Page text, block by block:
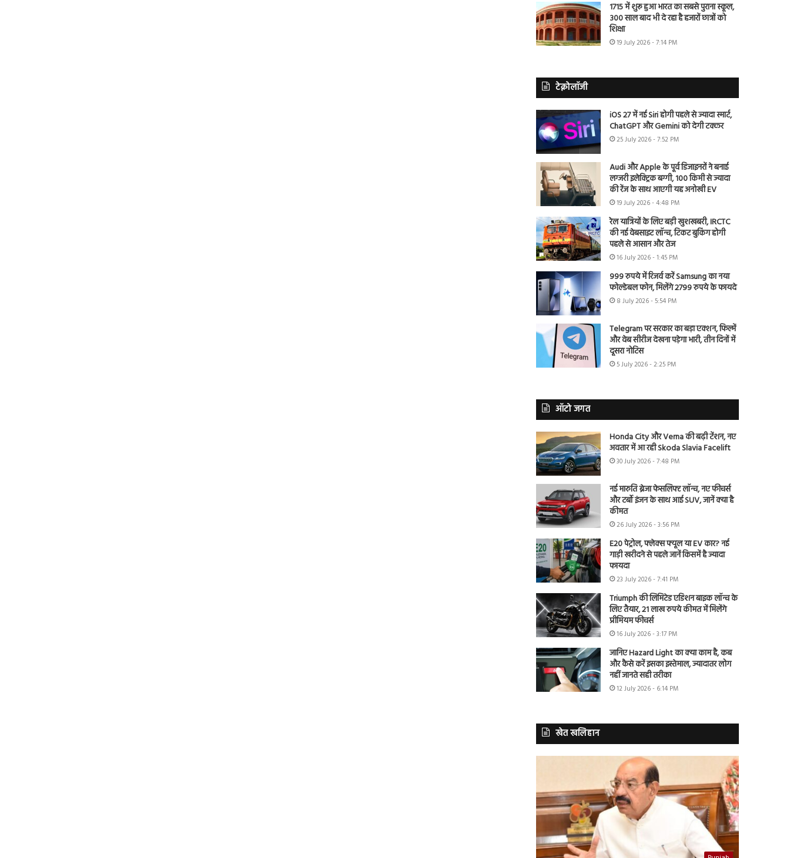
1715 में शुरू हुआ भारत का सबसे पुराना स्कूल,
300 साल बाद भी दे रहा है हजारों छात्रों को
शिक्षा
19 July 2026 - 7:14 PM
टेक्नोलॉजी
iOS 27 में नई Siri होगी पहले से ज्यादा स्मार्ट,
ChatGPT और Gemini को देगी टक्कर
25 July 2026 - 7:52 PM
Audi और Apple के पूर्व डिजाइनरों ने बनाई
लग्जरी इलेक्ट्रिक बग्गी, 100 किमी से ज्यादा
की रेंज के साथ आएगी यह अनोखी EV
19 July 2026 - 4:48 PM
रेल यात्रियों के लिए बड़ी खुशखबरी, IRCTC
की नई वेबसाइट लॉन्च, टिकट बुकिंग होगी
पहले से आसान और तेज
16 July 2026 - 1:45 PM
999 रुपये में रिजर्व करें Samsung का नया
फोल्डेबल फोन, मिलेंगे 2799 रुपये के फायदे
8 July 2026 - 5:54 PM
Telegram पर सरकार का बड़ा एक्शन, फिल्में
और वेब सीरीज देखना पड़ेगा भारी, तीन दिनों में
दूसरा नोटिस
5 July 2026 - 2:25 PM
ऑटो जगत
Honda City और Verna की बढ़ी टेंशन, नए
अवतार में आ रही Skoda Slavia Facelift
30 July 2026 - 7:48 PM
नई मारुति ब्रेजा फेसलिफ्ट लॉन्च, नए फीचर्स
और टर्बो इंजन के साथ आई SUV, जानें क्या है
कीमत
26 July 2026 - 3:56 PM
E20 पेट्रोल, फ्लेक्स फ्यूल या EV कार? नई
गाड़ी खरीदने से पहले जानें किसमें है ज्यादा
फायदा
23 July 2026 - 7:41 PM
Triumph की लिमिटेड एडिशन बाइक लॉन्च के
लिए तैयार, 21 लाख रुपये कीमत में मिलेंगे
प्रीमियम फीचर्स
16 July 2026 - 3:17 PM
जानिए Hazard Light का क्या काम है, कब
और कैसे करें इसका इस्तेमाल, ज्यादातर लोग
नहीं जानते सही तरीका
12 July 2026 - 6:14 PM
खेत खलिहान